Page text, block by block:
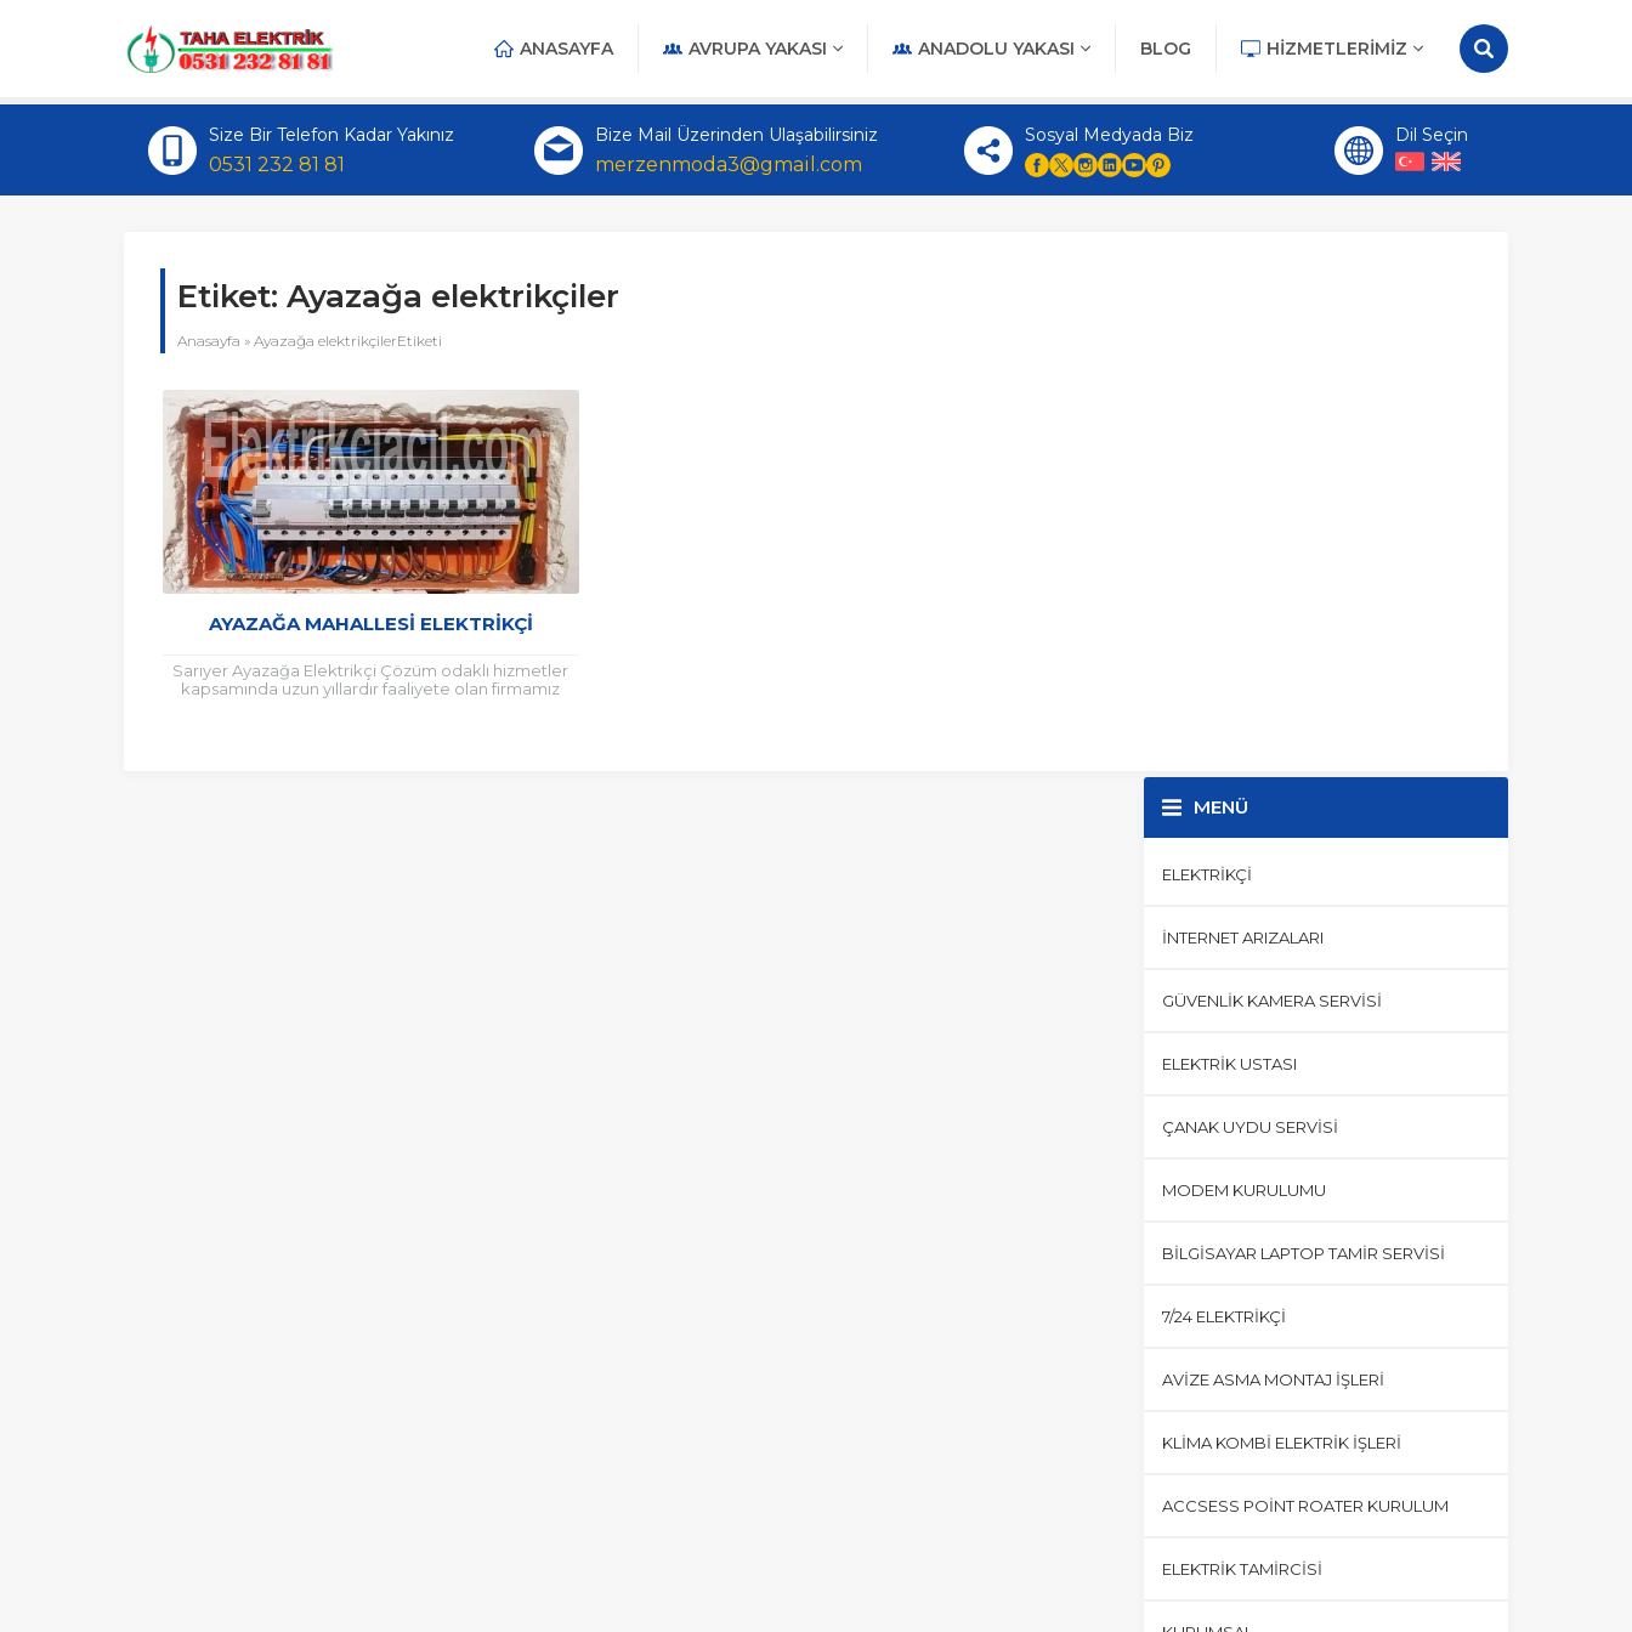
ANASAYFA AVRUPA YAKASI ANADOLU YAKASI BLOG HIZMETLERIMIZ
Size Bir Telefon Kadar Yakınız
0531 232 81 81
Bize Mail Üzerinden Ulaşabilirsiniz
merzenmoda3@gmail.com
Sosyal Medyada Biz Dil Seçin
Etiket: Ayazağa elektrikçiler
Anasayfa » Ayazağa elektrikçilerEtiketi
AYAZAĞA MAHALLESI ELEKTRIKÇI
Sarıyer Ayazağa Elektrikçi Çözüm odaklı hizmetler
kapsamında uzun yıllardır faaliyete olan firmamız
MENÜ
ELEKTRIKÇI
İNTERNET ARIZALARI
GÜVENLIK KAMERA SERVISI
ELEKTRIK USTASI
ÇANAK UYDU SERVISI
MODEM KURULUMU
BILGISAYAR LAPTOP TAMIR SERVISI
7/24 ELEKTRIKÇI
AVIZE ASMA MONTAJ İŞLERI
KLIMA KOMBI ELEKTRIK İŞLERI
ACCSESS POINT ROATER KURULUM
ELEKTRIK TAMIRCISI